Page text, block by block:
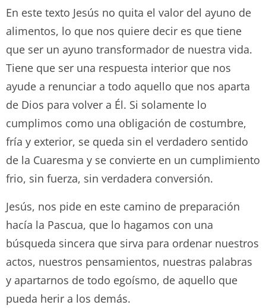
En este texto Jesús no quita el valor del ayuno de
alimentos, lo que nos quiere decir es que tiene
que ser un ayuno transformador de nuestra vida.
Tiene que ser una respuesta interior que nos
ayude a renunciar a todo aquello que nos aparta
de Dios para volver a Él. Si solamente lo
cumplimos como una obligación de costumbre,
fría y exterior, se queda sin el verdadero sentido
de la Cuaresma y se convierte en un cumplimiento
frio, sin fuerza, sin verdadera conversión.
Jesús, nos pide en este camino de preparación
hacía la Pascua, que lo hagamos con una
búsqueda sincera que sirva para ordenar nuestros
actos, nuestros pensamientos, nuestras palabras
y apartarnos de todo egoísmo, de aquello que
pueda herir a los demás.